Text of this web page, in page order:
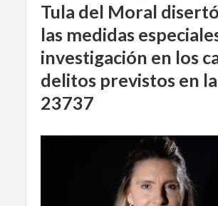
Tula del Moral
las medidas
investigación en los
delitos previstos en
23737